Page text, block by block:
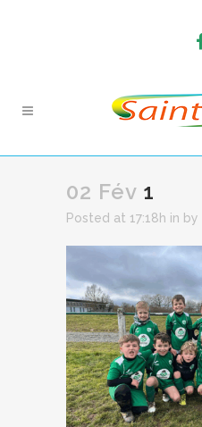
02 Fév 1
Posted at 17:18h in by